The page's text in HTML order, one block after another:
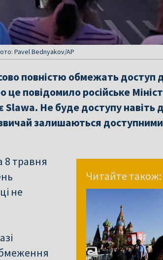
Pavel Bednyakov/AP
повністю обмежать доступ
це повідомило російське
Не буде доступу навіть
залишаються
Читайте також:
8 травня
не